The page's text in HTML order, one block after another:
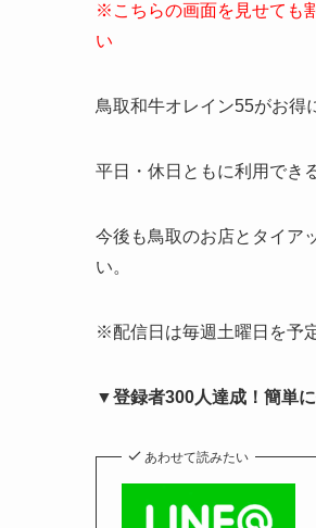
※こちらの画面を見せても
い
鳥取和牛オレイン55がお得
平日・休日ともに利用でき
今後も鳥取のお店とタイア
い。
※配信日は毎週土曜日を予
▼登録者300人達成！簡単
あわせて読みたい